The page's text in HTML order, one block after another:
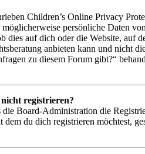
Children’s Online Privacy
möglicherweise persönliche Daten
dies auf dich oder die Website, auf
anbieten kann und nicht
zu diesem Forum gibt?“
registrieren?
die Board-Administration die
dem du dich registrieren möchtest,